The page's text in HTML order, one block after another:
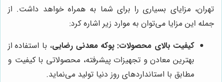
تهران، مزایای بسیاری را برای شما به همراه خواهد داشت. از
جمله این مزایا می‌توان به موارد زیر اشاره کرد:
کیفیت بالای محصولات: پوکه معدنی رضایی، با استفاده از
بهترین معادن و تجهیزات پیشرفته، محصولاتی با کیفیت و
مطابق با استانداردهای روز دنیا تولید می‌نماید.